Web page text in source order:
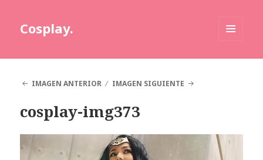
Cosplay.
IMAGEN ANTERIOR
IMAGEN SIGUIENTE
cosplay-img373